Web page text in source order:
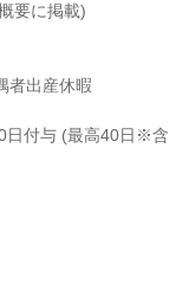
要に掲載)
者出産休暇
日付与 (最高40日※含